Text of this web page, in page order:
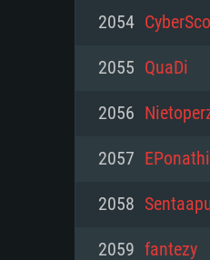
메모리: 4GB
그래픽 카드
해상도: 720p
네트워크: 브
여유 저장 공
(Mac), 혹은
의 AMD/
네트워크: 브
여유 저장 공
메모리: 4 GB
그래픽 카드:
와 동급의 성
지원하는
2054
2055 QuaDi
2056
2057 EPonathi
2058
2059 fantezy